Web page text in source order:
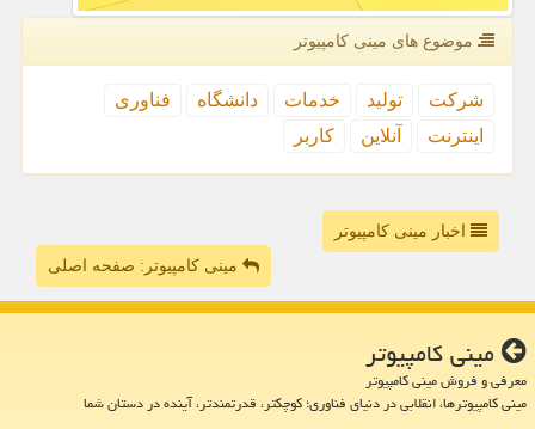
موضوع های مینی كامپیوتر
شركت تولید خدمات دانشگاه
فناوری
اینترنت
آنلاین كاربر
اخبار مینی کامپیوتر
مینی کامپیوتر: صفحه اصلی
مینی كامپیوتر
معرفی و فروش مینی کامپیوتر
مینی کامپیوترها، انقلابی در دنیای فناوری؛ کوچکتر، قدرتمندتر، آینده در دستان شما